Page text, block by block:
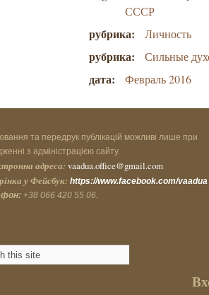
СССР
рубрика: Личность
рубрика: Сильные
дата: Февраль 2016
та передрук публікацій можливі лише при
з адміністрацією сайту.
адреса: vaadua.office@gmail.com
у Фейсбук: https://www.facebook.com/vaadua
+38 066 420 55 06.